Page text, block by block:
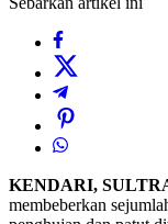
KENDARI,
membeberkan